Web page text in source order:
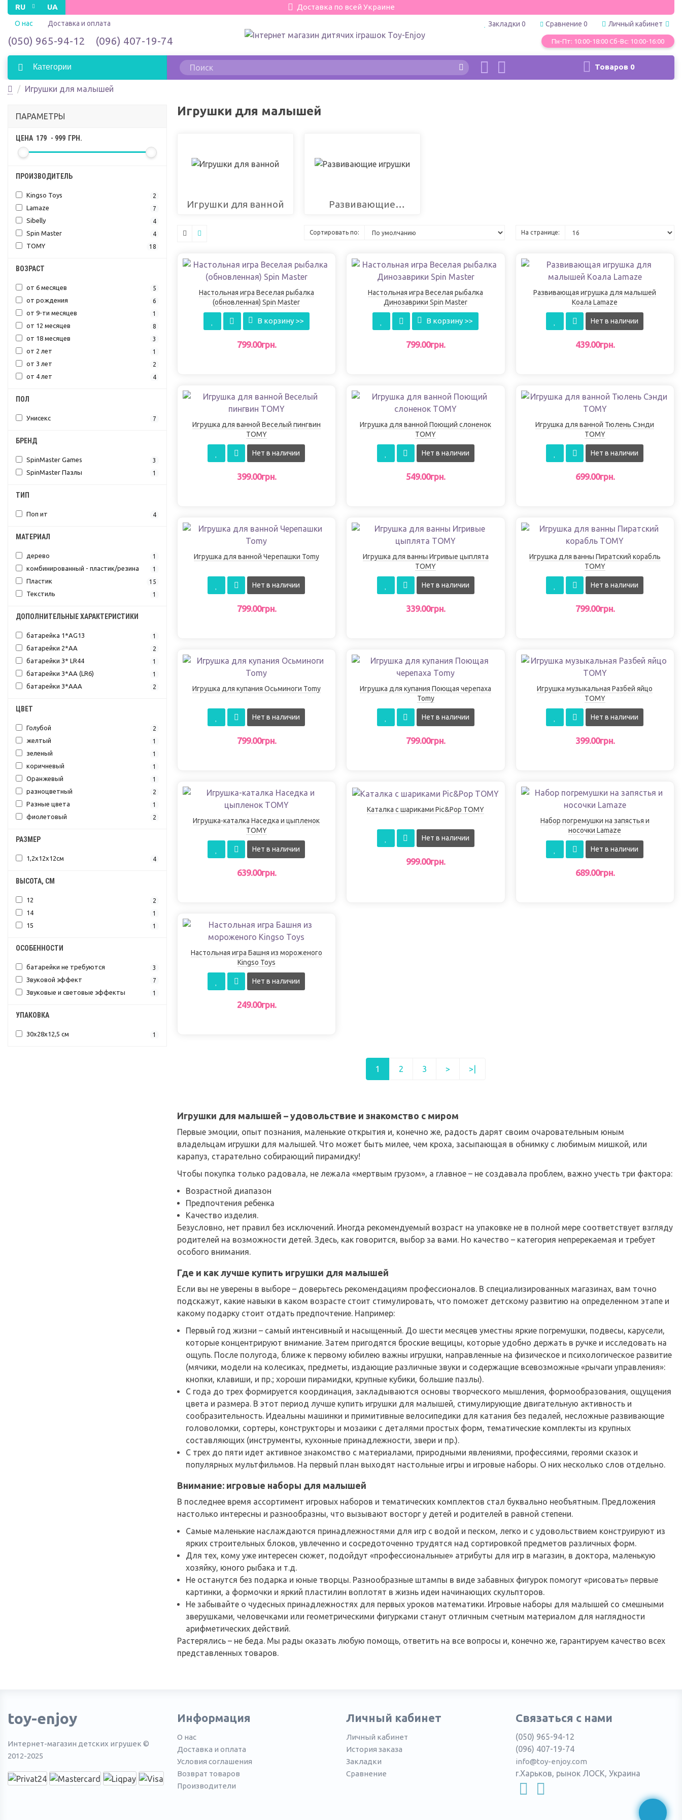
Доставка по всей Украине
RU UA
О нас Доставка и оплата
(050) 965-94-12 (096) 407-19-74
Закладки 0 Сравнение 0 Личный кабинет
Пн-Пт: 10:00-18:00 Сб-Вс: 10:00-16:00
Категории Товаров 0
Игрушки для малышей
ПАРАМЕТРЫ
ЦЕНА 179 - 999 ГРН.
ПРОИЗВОДИТЕЛЬ
Kingso Toys 2
Lamaze 7
Sibelly 4
Spin Master 4
TOMY 18
ВОЗРАСТ
от 6 месяцев 5
от рождения 6
от 9-ти месяцев 1
от 12 месяцев 8
от 18 месяцев 3
от 2 лет 1
от 3 лет 2
от 4 лет 4
ПОЛ
Унисекс 7
БРЕНД
SpinMaster Games 3
SpinMaster Пазлы 1
ТИП
Поп ит 4
МАТЕРИАЛ
дерево 1
комбинированный - пластик/резина 1
Пластик 15
Текстиль 1
ДОПОЛНИТЕЛЬНЫЕ ХАРАКТЕРИСТИКИ
батарейка 1*АG13 1
батарейки 2*АА 2
батарейки 3* LR44 1
батарейки 3*АА (LR6) 1
батарейки 3*ААА 2
ЦВЕТ
Голубой 2
желтый 1
зеленый 1
коричневый 1
Оранжевый 1
разноцветный 2
Разные цвета 1
фиолетовый 2
РАЗМЕР
1,2х12х12см 4
ВЫСОТА, СМ
12 2
14 1
15 1
ОСОБЕННОСТИ
батарейки не требуются 3
Звуковой эффект 7
Звуковые и световые эффекты 1
УПАКОВКА
30х28х12,5 см 1
Игрушки для малышей
Игрушки для ванной
Развивающие
Сортировать по: На странице:
Настольная игра Веселая рыбалка
(обновленная) Spin Master
В корзину >>
799.00грн.
Настольная игра Веселая рыбалка
Динозаврики Spin Master
В корзину >>
799.00грн.
Развивающая игрушка для малышей
Коала Lamaze
Нет в наличии
439.00грн.
Игрушка для ванной Веселый пингвин
TOMY
Нет в наличии
399.00грн.
Игрушка для ванной Поющий слоненок
TOMY
Нет в наличии
549.00грн.
Игрушка для ванной Тюлень Сэнди
TOMY
Нет в наличии
699.00грн.
Игрушка для ванной Черепашки Tomy
Нет в наличии
799.00грн.
Игрушка для ванны Игривые цыплята
TOMY
Нет в наличии
339.00грн.
Игрушка для ванны Пиратский корабль
TOMY
Нет в наличии
799.00грн.
Игрушка для купания Осьминоги Tomy
Нет в наличии
799.00грн.
Игрушка для купания Поющая черепаха
Tomy
Нет в наличии
799.00грн.
Игрушка музыкальная Разбей яйцо
TOMY
Нет в наличии
399.00грн.
Игрушка-каталка Наседка и цыпленок
TOMY
Нет в наличии
639.00грн.
Каталка с шариками Pic&Pop TOMY
Нет в наличии
999.00грн.
Набор погремушки на запястья и
носочки Lamaze
Нет в наличии
689.00грн.
Настольная игра Башня из мороженого
Kingso Toys
Нет в наличии
249.00грн.
1 2 3 > >|
Игрушки для малышей – удовольствие и знакомство с миром
Первые эмоции, опыт познания, маленькие открытия и, конечно же, радость дарят своим очаровательным юным
владельцам игрушки для малышей. Что может быть милее, чем кроха, засыпающая в обнимку с любимым мишкой, или
карапуз, старательно собирающий пирамидку!
Чтобы покупка только радовала, не лежала «мертвым грузом», а главное – не создавала проблем, важно учесть три фактора:
Возрастной диапазон
Предпочтения ребенка
Качество изделия.
Безусловно, нет правил без исключений. Иногда рекомендуемый возраст на упаковке не в полной мере соответствует взгляду
родителей на возможности детей. Здесь, как говорится, выбор за вами. Но качество – категория непререкаемая и требует
особого внимания.
Где и как лучше купить игрушки для малышей
Если вы не уверены в выборе – доверьтесь рекомендациям профессионалов. В специализированных магазинах, вам точно
подскажут, какие навыки в каком возрасте стоит стимулировать, что поможет детскому развитию на определенном этапе и
какому подарку стоит отдать предпочтение. Например:
Первый год жизни – самый интенсивный и насыщенный. До шести месяцев уместны яркие погремушки, подвесы, карусели,
которые концентрируют внимание. Затем пригодятся броские вещицы, которые удобно держать в ручке и исследовать на
ощупь. После полугода, ближе к первому юбилею важны игрушки, направленные на физическое и психологическое развитие
(мячики, модели на колесиках, предметы, издающие различные звуки и содержащие всевозможные «рычаги управления»:
кнопки, клавиши, и пр.; хороши пирамидки, крупные кубики, большие пазлы).
С года до трех формируется координация, закладываются основы творческого мышления, формообразования, ощущения
цвета и размера. В этот период лучше купить игрушки для малышей, стимулирующие двигательную активность и
сообразительность. Идеальны машинки и примитивные велосипедики для катания без педалей, несложные развивающие
головоломки, сортеры, конструкторы и мозаики с деталями простых форм, тематические комплекты из крупных
составляющих (инструменты, кухонные принадлежности, звери и пр.).
С трех до пяти идет активное знакомство с материалами, природными явлениями, профессиями, героями сказок и
популярных мультфильмов. На первый план выходят настольные игры и игровые наборы. О них несколько слов отдельно.
Внимание: игровые наборы для малышей
В последнее время ассортимент игровых наборов и тематических комплектов стал буквально необъятным. Предложения
настолько интересны и разнообразны, что вызывают восторг у детей и родителей в равной степени.
Самые маленькие наслаждаются принадлежностями для игр с водой и песком, легко и с удовольствием конструируют из
ярких строительных блоков, увлеченно и сосредоточенно трудятся над сортировкой предметов различных форм.
Для тех, кому уже интересен сюжет, подойдут «профессиональные» атрибуты для игр в магазин, в доктора, маленькую
хозяйку, юного рыбака и т.д.
Не останутся без подарка и юные творцы. Разнообразные штампы в виде забавных фигурок помогут «рисовать» первые
картинки, а формочки и яркий пластилин воплотят в жизнь идеи начинающих скульпторов.
Не забывайте о чудесных принадлежностях для первых уроков математики. Игровые наборы для малышей со смешными
зверушками, человечками или геометрическими фигурками станут отличным счетным материалом для наглядности
арифметических действий.
Растерялись – не беда. Мы рады оказать любую помощь, ответить на все вопросы и, конечно же, гарантируем качество всех
представленных товаров.
toy-enjoy
Интернет-магазин детских игрушек ©
2012-2025
Информация
О нас
Доставка и оплата
Условия соглашения
Возврат товаров
Производители
Личный кабинет
Личный кабинет
История заказа
Закладки
Сравнение
Связаться с нами
(050) 965-94-12
(096) 407-19-74
info@toy-enjoy.com
г.Харьков, рынок ЛОСК, Украина